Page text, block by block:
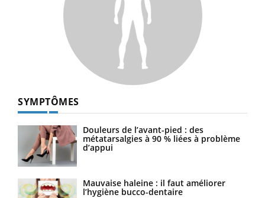
SYMPTÔMES
Douleurs de l’avant-pied : des
métatarsalgies à 90 % liées à problème
d’appui
Mauvaise haleine : il faut améliorer
l’hygiène bucco-dentaire